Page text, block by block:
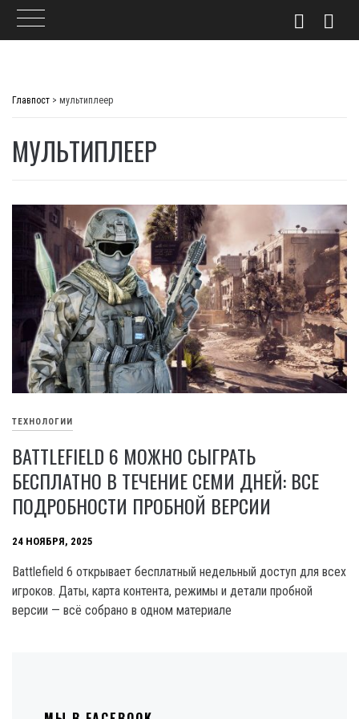
Главпост > мультиплеер
МУЛЬТИПЛЕЕР
ТЕХНОЛОГИИ
BATTLEFIELD 6 МОЖНО СЫГРАТЬ
БЕСПЛАТНО В ТЕЧЕНИЕ СЕМИ ДНЕЙ: ВСЕ
ПОДРОБНОСТИ ПРОБНОЙ ВЕРСИИ
24 НОЯБРЯ, 2025
Battlefield 6 открывает бесплатный недельный доступ для всех
игроков. Даты, карта контента, режимы и детали пробной
версии — всё собрано в одном материале